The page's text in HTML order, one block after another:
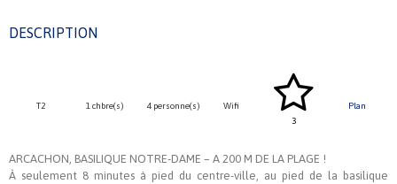
DESCRIPTION
T2 1 chbre(s) 4 personne(s)
Wifi
3
Plan
ARCACHON, BASILIQUE NOTRE-DAME – A 200 M DE LA PLAGE !
À seulement 8 minutes à pied du centre-ville, au pied de la basilique